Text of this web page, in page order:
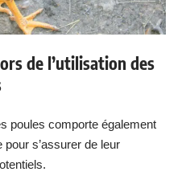
de l’utilisation des
poules comporte également
s’assurer de leur